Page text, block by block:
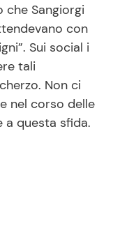
che Sangiorgi
con
Sui social i
tali
Non ci
nel corso delle
questa sfida.